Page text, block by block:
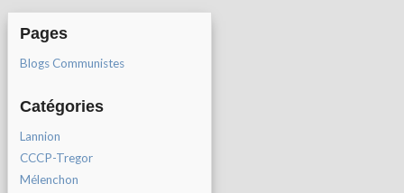
Pages
Blogs Communistes
Catégories
Lannion
CCCP-Tregor
Mélenchon